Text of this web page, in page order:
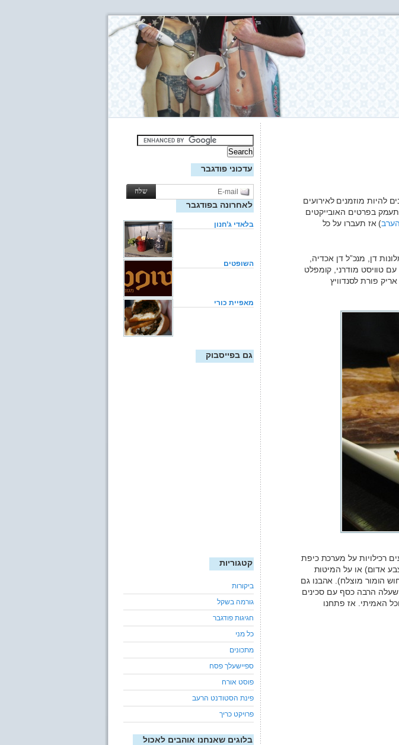
להיות מוזמנים לאירועים
בפרטים האובייקטים
) אז תעברו על כל
דן, מנכ”ל דן אכדיה,
טוויסט מודרני, קומפלט
פורת לסנדוויץ
רכילויות על מערכת כיפת
אדום) או על המיטות
הומור מוצלח). אהבנו גם
שעלה הרבה כסף עם סכינים
האמיתי. אז פתחנו
עדכוני פודגבר
לאחרונה בפודגבר
בלאדי ג’חנון
השופטים
מאפיית כורי
גם בפייסבוק
קטגוריות
ביקורות
גורמה בשקל
חגיגות פודגבר
כל מני
מתכונים
ספיישעלך פסח
פוסט אורח
פינת הסטודנט הרעב
פרויקט כריך
בלוגים שאנחנו אוהבים לאכול